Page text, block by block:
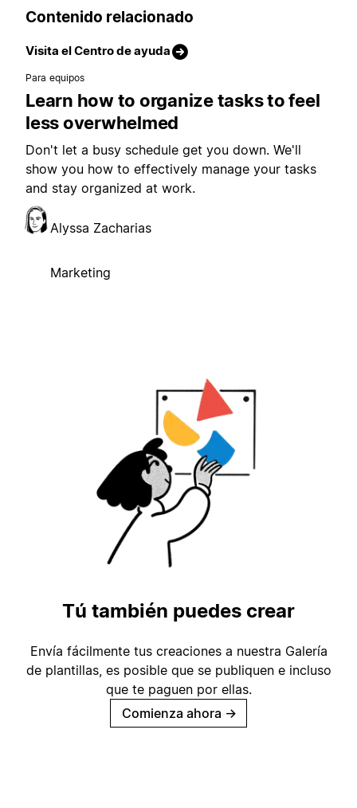
Contenido relacionado
Visita el Centro de ayuda
Para equipos
Learn how to organize tasks to feel
less overwhelmed
Don't let a busy schedule get you down. We'll
show you how to effectively manage your tasks
and stay organized at work.
Alyssa Zacharias
Marketing
Tú también puedes crear
Envía fácilmente tus creaciones a nuestra Galería
de plantillas, es posible que se publiquen e incluso
que te paguen por ellas.
Comienza ahora →